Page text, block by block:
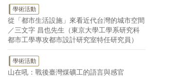
學術活動
從「都市生活設施」來看近代台灣的城市空間
／三文字 昌也先生（東京大學工學系研究科
都市工學專攻都市設計研究室特任研究員）
學術活動
山在吼：戰後臺灣煤礦工的語言與感官